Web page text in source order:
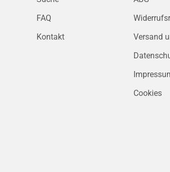
FAQ
Kontakt
Versand
Cookies